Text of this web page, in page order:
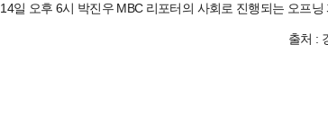
14일 오후 6시 박진우 MBC 리포터의 사회로 진행되는 오프닝
출처 :